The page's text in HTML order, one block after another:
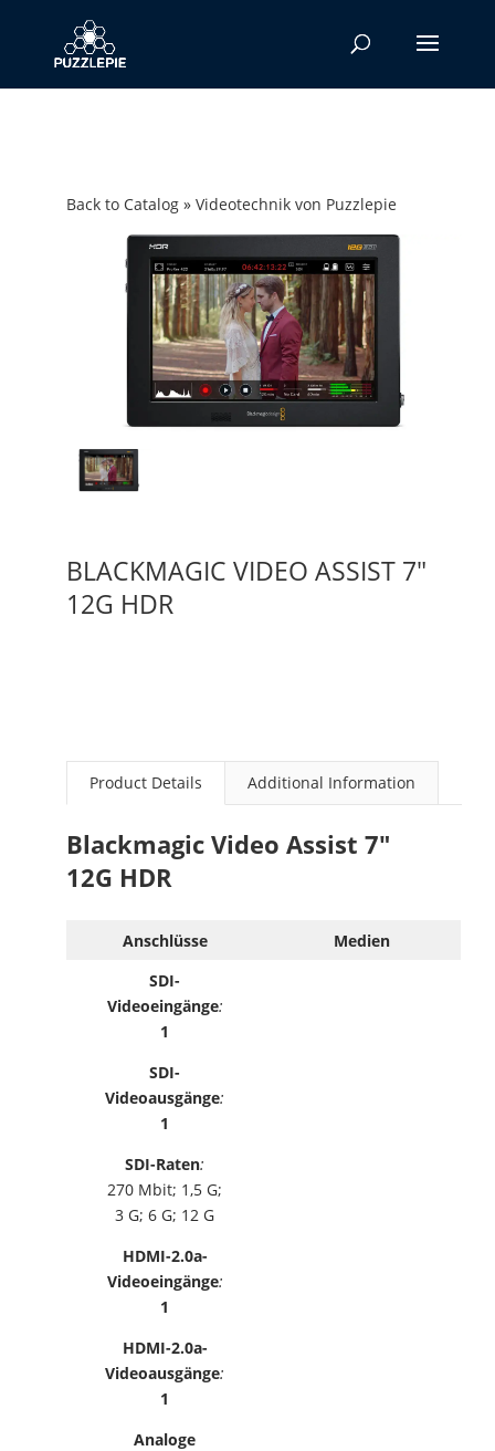
Back to Catalog Videotechnik von Puzzlepie
BLACKMAGIC VIDEO ASSIST 7"
12G HDR
Product Details Additional Information
Blackmagic Video Assist 7"
12G HDR
Anschlüsse
Medien
SDI-
Videoeingänge:
1
SDI-
Videoausgänge:
1
SDI-Raten:
270 Mbit; 1,5 G;
3 G; 6 G; 12 G
HDMI-2.0a-
Videoeingänge:
1
HDMI-2.0a-
Videoausgänge:
1
Analoge